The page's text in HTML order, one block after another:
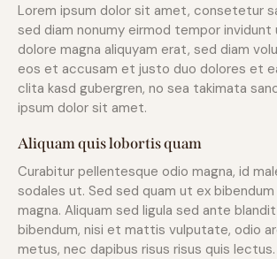
Lorem ipsum dolor sit amet, consetetur
sed diam nonumy eirmod tempor
dolore magna aliquyam erat, sed diam
eos et accusam et justo duo dolores et
clita kasd gubergren, no sea takimata
ipsum dolor sit amet.
Aliquam quis lobortis quam
Curabitur pellentesque odio magna, id
sodales ut. Sed sed quam ut ex
magna. Aliquam sed ligula sed ante
bibendum, nisi et mattis vulputate, odio
metus, nec dapibus risus risus quis lectus.